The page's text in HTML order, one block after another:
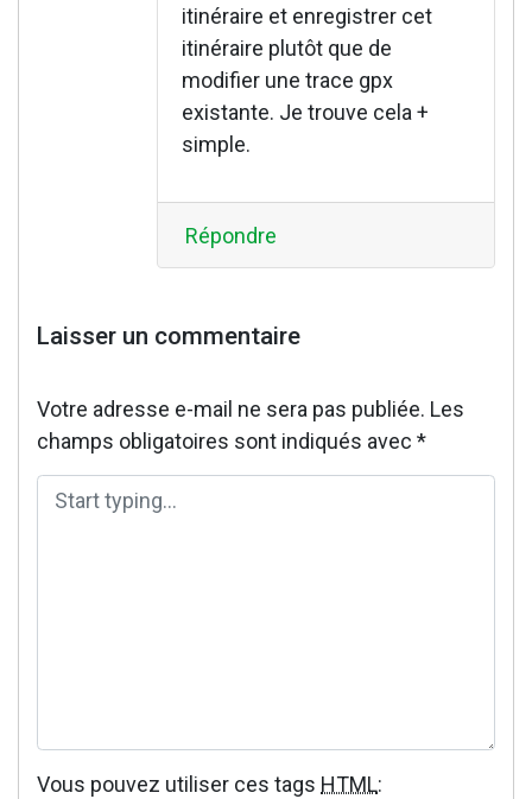
itinéraire et enregistrer cet
itinéraire plutôt que de
modifier une trace gpx
existante. Je trouve cela +
simple.
Répondre
Laisser un commentaire
Votre adresse e-mail ne sera pas publiée. Les
champs obligatoires sont indiqués avec *
Vous pouvez utiliser ces tags HTML: